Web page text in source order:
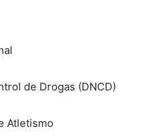
de Drogas (DNCD)
Atletismo